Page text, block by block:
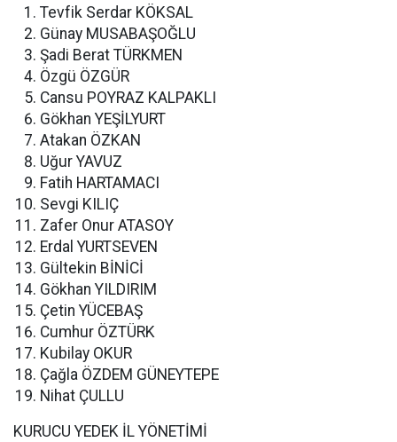
Tevfik Serdar KÖKSAL
Günay MUSABAŞOĞLU
Şadi Berat TÜRKMEN
Özgü ÖZGÜR
Cansu POYRAZ KALPAKLI
Gökhan YEŞİLYURT
Atakan ÖZKAN
Uğur YAVUZ
Fatih HARTAMACI
Sevgi KILIÇ
Zafer Onur ATASOY
Erdal YURTSEVEN
Gültekin BİNİCİ
Gökhan YILDIRIM
Çetin YÜCEBAŞ
Cumhur ÖZTÜRK
Kubilay OKUR
Çağla ÖZDEM GÜNEYTEPE
Nihat ÇULLU
KURUCU YEDEK İL YÖNETİMİ